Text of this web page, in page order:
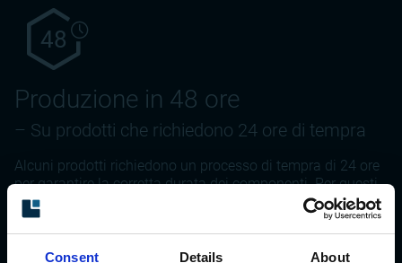
Consent Details About
48
Produzione in 48 ore
– Su prodotti che richiedono 24 ore di tempra
Alcuni prodotti richiedono un processo di tempra di 24 ore
per garantire la corretta durata dei componenti. Per questi
prodotti garantiamo la produzione rapida in 48 ore.